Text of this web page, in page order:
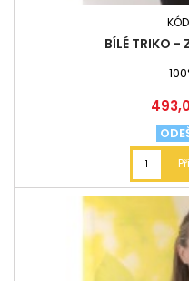
BÍLÉ TRIKO -
Cena